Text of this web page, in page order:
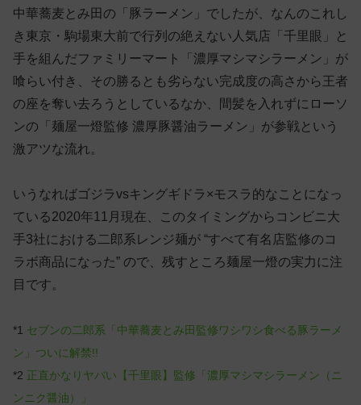
中華蕎麦とみ田の「豚ラーメン」でしたが、なんのこれし
き東京・駒場東大前で行列の絶えない人気店「千里眼」と
手を組んだファミリーマート「濃厚マシマシラーメン」が
喰らい付き、その勝るとも劣らない完成度の高さから王者
の座を奪い去ろうとしているなか、間髪を入れずにローソ
ンの「麺屋一燈監修 濃厚豚醤油ラーメン」が参戦という
激アツな流れ。
いうなればゴジラvsキングギドラ×モスラ的なことになっ
ている2020年11月現在、このタイミングからコンビニ大
手3社における二郎系レンジ麺が “すべて有名店監修のコ
ラボ商品になった” ので、残すところ麺屋一燈の実力に注
目です。
*1 セブンの二郎系「中華蕎麦とみ田監修ワシワシ食べる豚ラーメ
ン」ついに解禁!!
*2 正直かなりヤバい【千里眼】監修「濃厚マシマシラーメン（ニ
ンニク醤油）」